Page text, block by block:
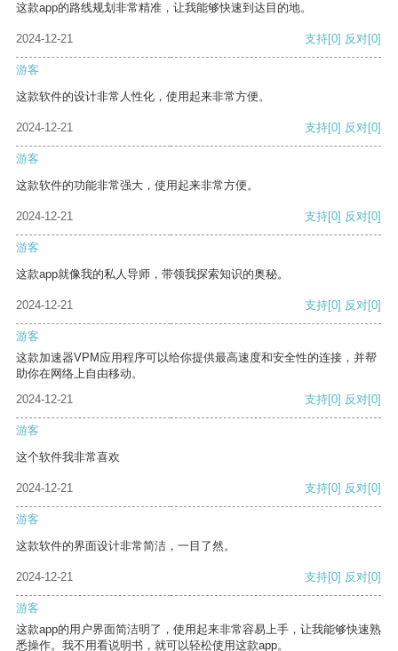
这款app的路线规划非常精准，让我能够快速到达目的地。
2024-12-21 支持[0] 反对[0]
游客
这款软件的设计非常人性化，使用起来非常方便。
2024-12-21 支持[0] 反对[0]
游客
这款软件的功能非常强大，使用起来非常方便。
2024-12-21 支持[0] 反对[0]
游客
这款app就像我的私人导师，带领我探索知识的奥秘。
2024-12-21 支持[0] 反对[0]
游客
这款加速器VPM应用程序可以给你提供最高速度和安全性的连接，并帮
助你在网络上自由移动。
2024-12-21
支持[0] 反对[0]
游客
这个软件我非常喜欢
2024-12-21 支持[0] 反对[0]
游客
这款软件的界面设计非常简洁，一目了然。
2024-12-21 支持[0] 反对[0]
游客
这款app的用户界面简洁明了，使用起来非常容易上手，让我能够快速熟
悉操作。我不用看说明书，就可以轻松使用这款app。